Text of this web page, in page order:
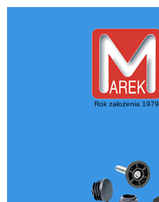
Rok założenia 1979